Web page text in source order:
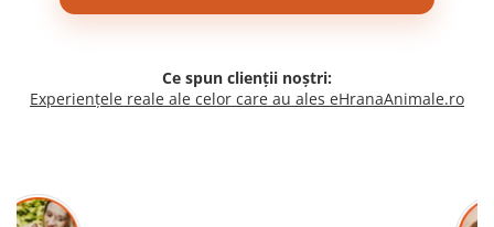
Ce spun clienții noștri:
Experiențele reale ale celor care au ales eHranaAnimale.ro